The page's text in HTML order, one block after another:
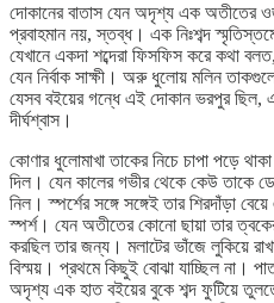
দোকানের বাতাস যেন অদৃশ্য এক অতীতের
প্রবাহমান নয়, স্তব্ধ। এক নিঃশব্দ
যেখানে একদা শব্দেরা ফিসফিস করে কথা
যেন নির্বাক সাক্ষী। অরু ধুলোয় মলিন
যেসব বইয়ের গন্ধে এই দোকান ভরপুর ছিল,
দীর্ঘশ্বাস।
কোণার ধুলোমাখা তাকের নিচে চাপা পড়ে
দিল। যেন কালের গভীর থেকে কেউ তাকে
নিল। স্পর্শের সঙ্গে সঙ্গেই তার শিরদাঁড়া
স্পর্শ। যেন অতীতের কোনো ছায়া তার
করছিল তার জন্য। মলাটের ভাঁজে লুকিয়ে
বিস্ময়। প্রথমে কিছুই বোঝা যাচ্ছিল না।
অদৃশ্য এক হাত বইয়ের বুকে শব্দ ফুটিয়ে